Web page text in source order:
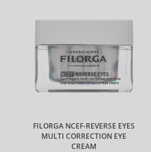
FILORGA NCEF-REVERSE EYES
MULTI CORRECTION EYE
CREAM